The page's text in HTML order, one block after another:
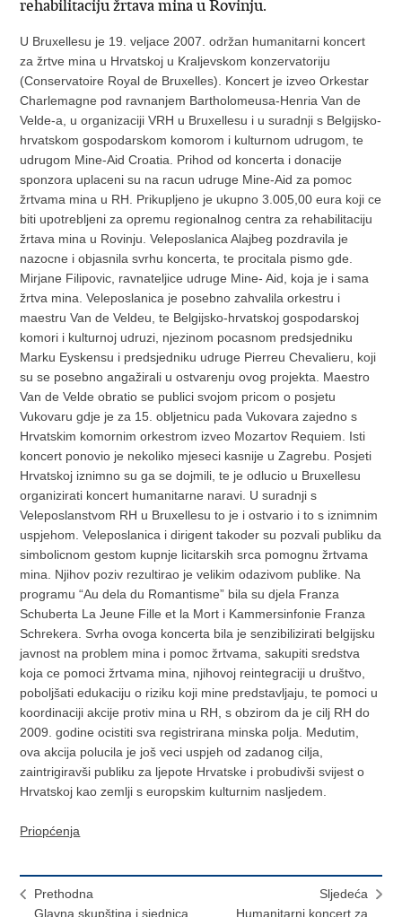
rehabilitaciju žrtava mina u Rovinju.
U Bruxellesu je 19. veljace 2007. održan humanitarni koncert
za žrtve mina u Hrvatskoj u Kraljevskom konzervatoriju
(Conservatoire Royal de Bruxelles). Koncert je izveo Orkestar
Charlemagne pod ravnanjem Bartholomeusa-Henria Van de
Velde-a, u organizaciji VRH u Bruxellesu i u suradnji s Belgijsko-
hrvatskom gospodarskom komorom i kulturnom udrugom, te
udrugom Mine-Aid Croatia. Prihod od koncerta i donacije
sponzora uplaceni su na racun udruge Mine-Aid za pomoc
žrtvama mina u RH. Prikupljeno je ukupno 3.005,00 eura koji ce
biti upotrebljeni za opremu regionalnog centra za rehabilitaciju
žrtava mina u Rovinju. Veleposlanica Alajbeg pozdravila je
nazocne i objasnila svrhu koncerta, te procitala pismo gde.
Mirjane Filipovic, ravnateljice udruge Mine- Aid, koja je i sama
žrtva mina. Veleposlanica je posebno zahvalila orkestru i
maestru Van de Veldeu, te Belgijsko-hrvatskoj gospodarskoj
komori i kulturnoj udruzi, njezinom pocasnom predsjedniku
Marku Eyskensu i predsjedniku udruge Pierreu Chevalieru, koji
su se posebno angažirali u ostvarenju ovog projekta. Maestro
Van de Velde obratio se publici svojom pricom o posjetu
Vukovaru gdje je za 15. obljetnicu pada Vukovara zajedno s
Hrvatskim komornim orkestrom izveo Mozartov Requiem. Isti
koncert ponovio je nekoliko mjeseci kasnije u Zagrebu. Posjeti
Hrvatskoj iznimno su ga se dojmili, te je odlucio u Bruxellesu
organizirati koncert humanitarne naravi. U suradnji s
Veleposlanstvom RH u Bruxellesu to je i ostvario i to s iznimnim
uspjehom. Veleposlanica i dirigent takoder su pozvali publiku da
simbolicnom gestom kupnje licitarskih srca pomognu žrtvama
mina. Njihov poziv rezultirao je velikim odazivom publike. Na
programu “Au dela du Romantisme” bila su djela Franza
Schuberta La Jeune Fille et la Mort i Kammersinfonie Franza
Schrekera. Svrha ovoga koncerta bila je senzibilizirati belgijsku
javnost na problem mina i pomoc žrtvama, sakupiti sredstva
koja ce pomoci žrtvama mina, njihovoj reintegraciji u društvo,
poboljšati edukaciju o riziku koji mine predstavljaju, te pomoci u
koordinaciji akcije protiv mina u RH, s obzirom da je cilj RH do
2009. godine ocistiti sva registrirana minska polja. Medutim,
ova akcija polucila je još veci uspjeh od zadanog cilja,
zaintrigiravši publiku za ljepote Hrvatske i probudivši svijest o
Hrvatskoj kao zemlji s europskim kulturnim nasljedem.
Priopćenja
Prethodna
Glavna skupština i sjednica
Sljedeća
Humanitarni koncert za